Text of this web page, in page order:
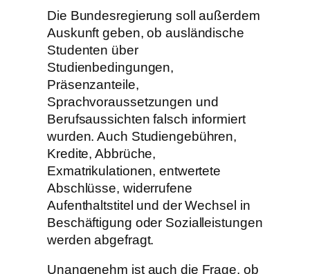
Die Bundesregierung soll außerdem
Auskunft geben, ob ausländische
Studenten über
Studienbedingungen,
Präsenzanteile,
Sprachvoraussetzungen und
Berufsaussichten falsch informiert
wurden. Auch Studiengebühren,
Kredite, Abbrüche,
Exmatrikulationen, entwertete
Abschlüsse, widerrufene
Aufenthaltstitel und der Wechsel in
Beschäftigung oder Sozialleistungen
werden abgefragt.
Unangenehm ist auch die Frage, ob